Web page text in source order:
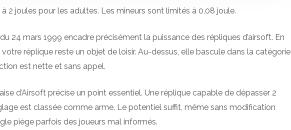
2 joules pour les adultes. Les mineurs sont limités à 0,08 joule.
24 mars 1999 encadre précisément la puissance des répliques d’airsoft. En
réplique reste un objet de loisir. Au-dessus, elle bascule dans la catégorie
est nette et sans appel.
d’Airsoft précise un point essentiel. Une réplique capable de dépasser 2
est classée comme arme. Le potentiel suffit, même sans modification
piège parfois des joueurs mal informés.